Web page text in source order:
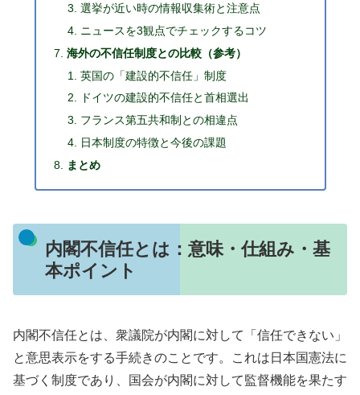
選挙が近い時の情報収集術と注意点
ニュースを3観点でチェックするコツ
海外の不信任制度との比較（参考）
英国の「建設的不信任」制度
ドイツの建設的不信任と首相選出
フランス第五共和制との相違点
日本制度の特徴と今後の課題
まとめ
内閣不信任とは：意味・仕組み・基
本ポイント
内閣不信任とは、衆議院が内閣に対して「信任できない」
と意思表示をする手続きのことです。これは日本国憲法に
基づく制度であり、国会が内閣に対して監督機能を果たす